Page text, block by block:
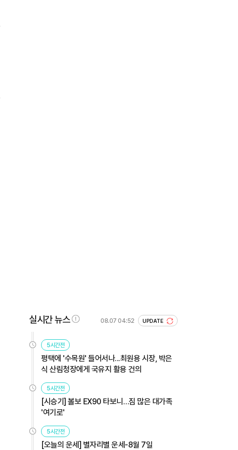
실시간 뉴스 08.07 04:52 UPDATE
5시간전
평택에 '수목원' 들어서나...최원용 시장, 박은
식 산림청장에게 국유지 활용 건의
5시간전
[시승기] 볼보 EX90 타보니…짐 많은 대가족
'여기로'
5시간전
[오늘의 운세] 별자리별 운세-8월 7일